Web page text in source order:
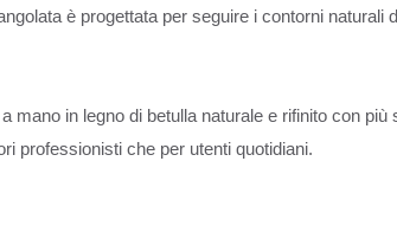
è progettata per seguire i contorni
mano in legno di betulla naturale e rifinito con
professionisti che per utenti quotidiani.